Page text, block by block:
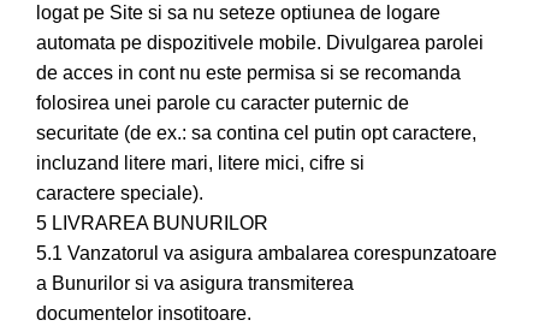
logat pe Site si sa nu seteze optiunea de logare
automata pe dispozitivele mobile. Divulgarea parolei
de acces in cont nu este permisa si se recomanda
folosirea unei parole cu caracter puternic de
securitate (de ex.: sa contina cel putin opt caractere,
incluzand litere mari, litere mici, cifre si
caractere speciale).
5 LIVRAREA BUNURILOR
5.1 Vanzatorul va asigura ambalarea corespunzatoare
a Bunurilor si va asigura transmiterea
documentelor insotitoare.